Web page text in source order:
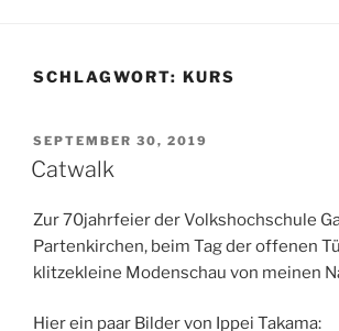
SCHLAGWORT: KURS
VERÖFFENTLICHT
AM
SEPTEMBER 30, 2019
Catwalk
Zur 70jahrfeier der Volkshochschule
Partenkirchen, beim Tag der offenen
klitzekleine Modenschau von meinen
Hier ein paar Bilder von Ippei Takama: